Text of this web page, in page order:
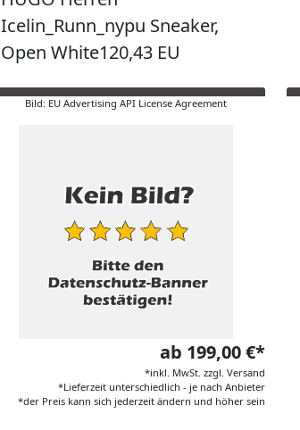
Icelin_Runn_nypu Sneaker,
Open White120,43 EU
Bild: EU Advertising API License Agreement
ab 199,00 €*
*inkl. MwSt. zzgl. Versand
*Lieferzeit unterschiedlich - je nach Anbieter
*der Preis kann sich jederzeit ändern und höher sein